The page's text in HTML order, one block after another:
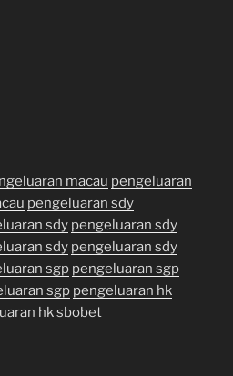
macau pengeluaran
pengeluaran sdy
sdy pengeluaran sdy
sdy pengeluaran sdy
sgp pengeluaran sgp
sgp pengeluaran hk
hksbobet